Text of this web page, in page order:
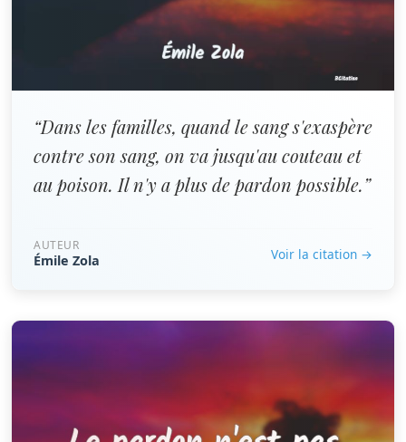
“Dans les familles, quand le sang s'exaspère
contre son sang, on va jusqu'au couteau et
au poison. Il n'y a plus de pardon possible.”
AUTEUR
Émile Zola Voir la citation →